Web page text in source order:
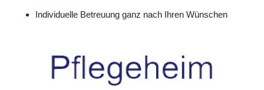
Individuelle Betreuung ganz nach Ihren Wünschen